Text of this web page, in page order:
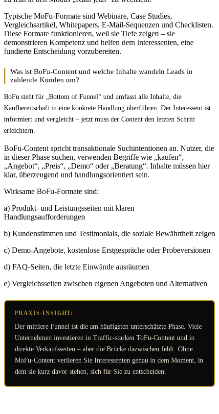
Typische MoFu-Formate sind Webinare, Case Studies,
Vergleichsartikel, Whitepapers, E-Mail-Sequenzen und Checklisten.
Diese Formate funktionieren, weil sie Tiefe zeigen – sie
demonstrieren Kompetenz und helfen dem Interessenten, eine
fundierte Entscheidung vorzubereiten.
Was ist BoFu-Content und welche Inhalte wandeln Leads in
zahlende Kunden um?
BoFu steht für „Bottom of Funnel“ und umfasst alle Inhalte, die
Kaufbereitschaft in eine konkrete Handlung überführen. Der Interessent ist
informiert und vergleicht – jetzt muss der Content den letzten Schritt
erleichtern.
BoFu-Content spricht transaktionale Suchintentionen an. Nutzer, die
in dieser Phase suchen, verwenden Begriffe wie „kaufen“,
„Angebot“, „Preis“, „Demo“ oder „Beratung“. Inhalte müssen hier
klar, überzeugend und handlungsorientiert sein.
Wirksame BoFu-Formate sind:
a) Produkt- und Leistungsseiten mit klaren
Handlungsaufforderungen
b) Kundenstimmen und Testimonials, die soziale Bewährtheit zeigen
c) Demo-Angebote, kostenlose Erstgespräche oder Probeversionen
d) FAQ-Seiten, die letzte Einwände ausräumen
e) Vergleichsseiten zwischen eigenen Angeboten und Alternativen
PRAXIS-INSIGHT:
Der mittlere Funnel ist die am häufigsten unterschätzte Phase. Viele
Unternehmen investieren in Traffic-starken ToFu-Content und in
direkte Verkaufsseiten – aber die Brücke dazwischen fehlt. Ohne
MoFu-Content verlieren Sie Interessenten genau in dem Moment, in
dem sie kurz davor stehen, sich für Sie zu entscheiden.